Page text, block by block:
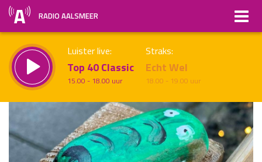
RADIO AALSMEER
Luister live:
Top 40 Classic
15.00 - 18.00 uur
Straks:
Echt Wel
18.00 - 19.00 uur
Vorig uur uur 1 van x Volgend uur